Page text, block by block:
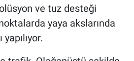
ve tuz desteği
yaya akslarında